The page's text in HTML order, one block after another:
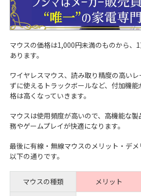
マウスの価格は1,000円未満のものから、
あります。
ワイヤレスマウス、読み取り精度の高い
ずに使えるトラックボールなど、付加機
格は高くなっていきます。
マウスは使用頻度が高いので、高機能な
務やゲームプレイが快適になります。
最後に有線・無線マウスのメリット・デメ
以下の通りです。
マウスの種類 メリット